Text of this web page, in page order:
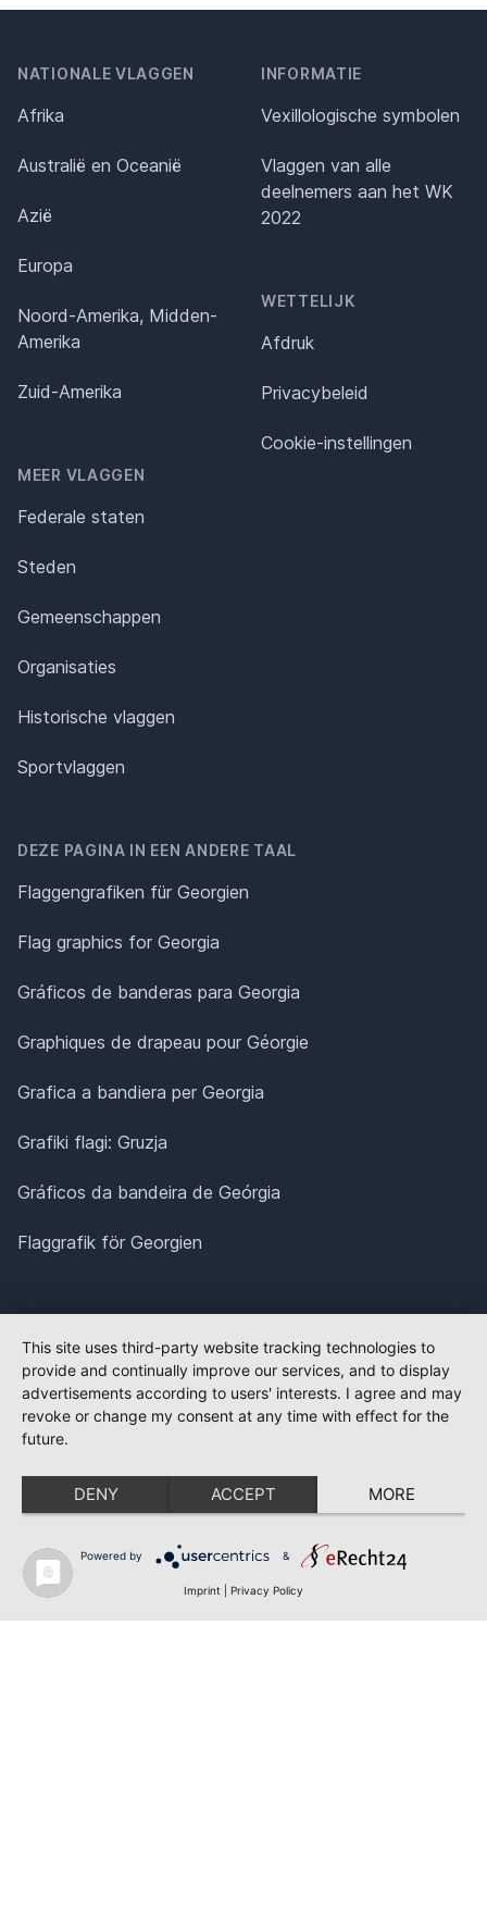
NATIONALE VLAGGEN
Afrika
Australië en Oceanië
Azië
Europa
Noord-Amerika, Midden-
Amerika
Zuid-Amerika
MEER VLAGGEN
Federale staten
Steden
Gemeenschappen
Organisaties
Historische vlaggen
Sportvlaggen
INFORMATIE
Vexillologische symbolen
Vlaggen van alle
deelnemers aan het WK
2022
WETTELIJK
Afdruk
Privacybeleid
Cookie-instellingen
DEZE PAGINA IN EEN ANDERE TAAL
Flaggengrafiken für Georgien
Flag graphics for Georgia
Gráficos de banderas para Georgia
Graphiques de drapeau pour Géorgie
Grafica a bandiera per Georgia
Grafiki flagi: Gruzja
Gráficos da bandeira de Geórgia
Flaggrafik för Georgien
This site uses third-party website tracking technologies to
provide and continually improve our services, and to display
advertisements according to users' interests. I agree and may
revoke or change my consent at any time with effect for the
future.
DENY ACCEPT MORE
Powered by &
Imprint Privacy Policy